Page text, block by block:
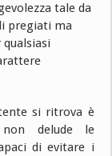
tale da
pregiati ma
si ritrova è
delude le
di evitare i